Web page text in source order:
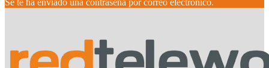
Se te ha enviado una contraseña por correo electrónico.